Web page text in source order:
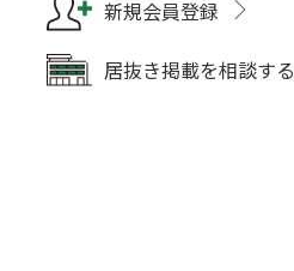
新規会員登録
居抜き掲載を相談する